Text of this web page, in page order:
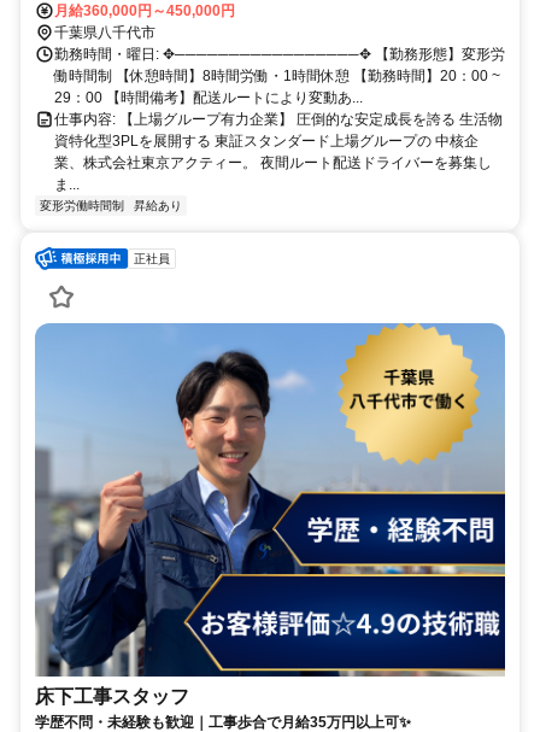
月給360,000円～450,000円
千葉県八千代市
勤務時間・曜日: ✥─────────────────✥ 【勤務形態】変形労
働時間制 【休憩時間】8時間労働・1時間休憩 【勤務時間】20：00 ~
29：00 【時間備考】配送ルートにより変動あ...
仕事内容: 【上場グループ有力企業】 圧倒的な安定成長を誇る 生活物
資特化型3PLを展開する 東証スタンダード上場グループの 中核企
業、株式会社東京アクティー。 夜間ルート配送ドライバーを募集し
ま...
変形労働時間制 昇給あり
正社員
床下工事スタッフ
学歴不問・未経験も歓迎｜工事歩合で月給35万円以上可✨